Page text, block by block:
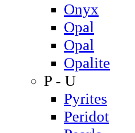
Onyx
Opal
Opal
Opalite
P - U
Pyrites
Peridot